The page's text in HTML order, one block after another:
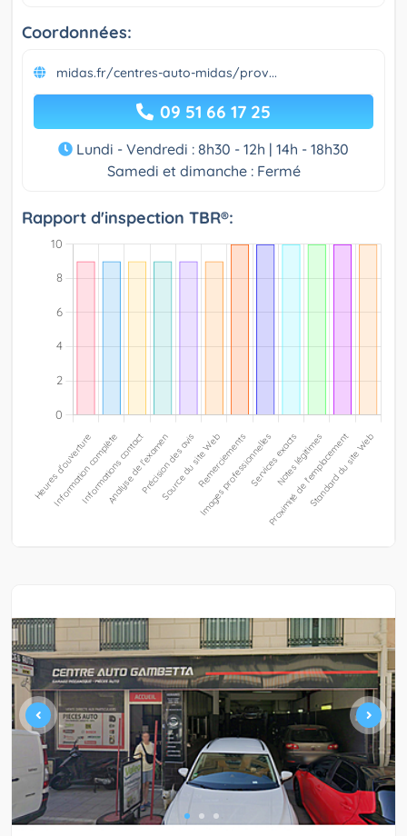
Coordonnées:
midas.fr/centres-auto-midas/prov...
09 51 66 17 25
Lundi - Vendredi : 8h30 - 12h | 14h - 18h30
Samedi et dimanche : Fermé
Rapport d'inspection TBR®: